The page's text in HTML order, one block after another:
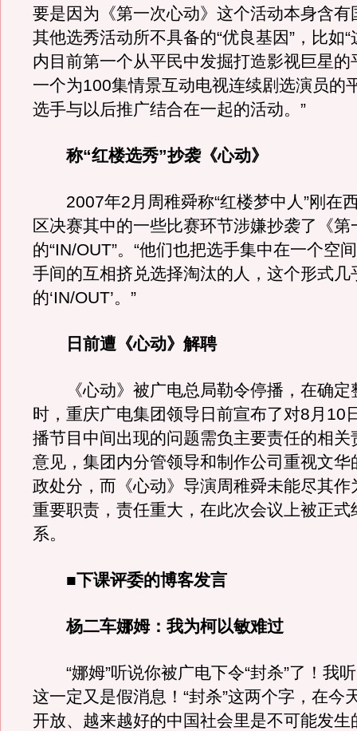
要是因为《第一次心动》这个活动本身含有
其他选秀活动所不具备的“优良基因”，比如
内目前第一个从平民中发掘打造影视巨星的
一个为100集情景互动电视连续剧选演员的
选手与以后推广结合在一起的活动。”
称“红楼选秀”抄袭《心动》
2007年2月周稚舜称“红楼梦中人”刚在
区决赛其中的一些比赛环节涉嫌抄袭了《第
的“IN/OUT”。“他们也把选手集中在一个空
手间的互相挤兑选择淘汰的人，这个形式几
的‘IN/OUT’。”
日前遭《心动》解聘
《心动》被广电总局勒令停播，在确定
时，重庆广电集团领导日前宣布了对8月10
播节目中间出现的问题需负主要责任的相关
意见，集团内分管领导和制作公司重视文华
政处分，而《心动》导演周稚舜未能尽其作
重要职责，责任重大，在此次会议上被正式
系。
■下课评委的博客发言
杨二车娜姆：我为柯以敏难过
“娜姆”听说你被广电下令“封杀”了！我
这一定又是假消息！“封杀”这两个字，在今
开放、越来越好的中国社会里是不可能发生